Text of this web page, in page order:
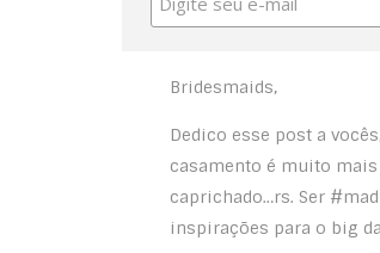
Bridesmaids,
Dedico esse post a
casamento é muito
caprichado…rs. Ser
inspirações para o big